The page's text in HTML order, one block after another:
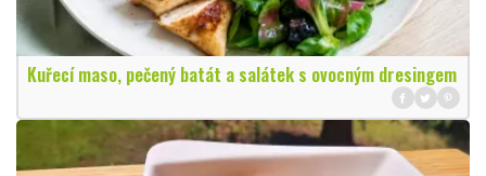
Kuřecí maso, pečený batát a salátek s ovocným dresingem